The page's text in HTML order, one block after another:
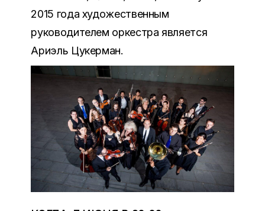
2015 года художественным
руководителем оркестра является
Ариэль Цукерман.